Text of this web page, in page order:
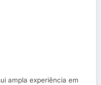
ampla experiência em